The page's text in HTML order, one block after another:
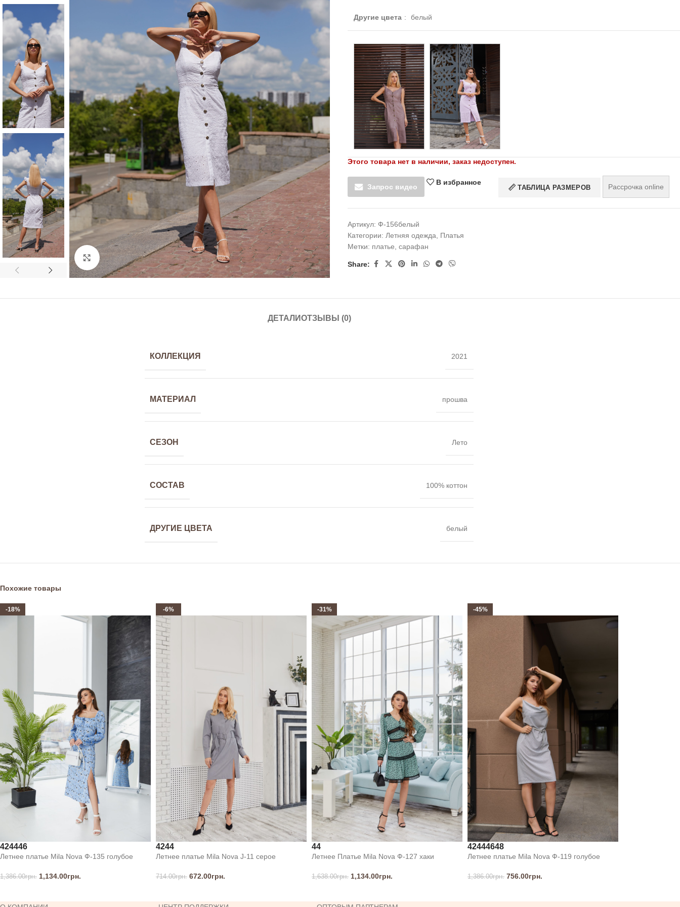
Click to enlarge
Другие цвета : белый
Этого товара нет в наличии, заказ недоступен.
Запрос видео
В избранное
ТАБЛИЦА РАЗМЕРОВ Рассрочка online
Артикул: Ф-156белый
Категории: Летняя одежда
Платья
Метки: платье сарафан
Share:
ДЕТАЛИОТЗЫВЫ (0)
КОЛЛЕКЦИЯ 2021
МАТЕРИАЛ прошва
СЕЗОН Лето
СОСТАВ 100% коттон
ДРУГИЕ ЦВЕТА белый
Похожие товары
-18%
424446
Летнее платье Mila Nova Ф-135 голубое
1,386.00грн. 1,134.00грн.
-6%
4244
Летнее платье Mila Nova J-11 серое
714.00грн. 672.00грн.
-31%
44
Летнее Платье Mila Nova Ф-127 хаки
1,638.00грн. 1,134.00грн.
-45%
42444648
Летнее платье Mila Nova Ф-119 голубое
1,386.00грн. 756.00грн.